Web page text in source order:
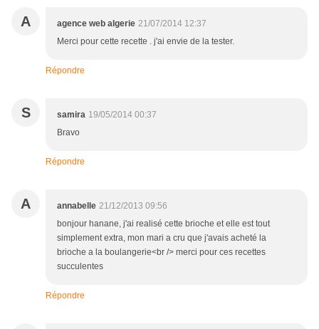
A agence web algerie 21/07/2014 12:37
Merci pour cette recette . j'ai envie de la tester.
Répondre
S samira 19/05/2014 00:37
Bravo
Répondre
A annabelle 21/12/2013 09:56
bonjour hanane, j'ai realisé cette brioche et elle est tout
simplement extra, mon mari a cru que j'avais acheté la
brioche a la boulangerie<br /> merci pour ces recettes
succulentes
Répondre